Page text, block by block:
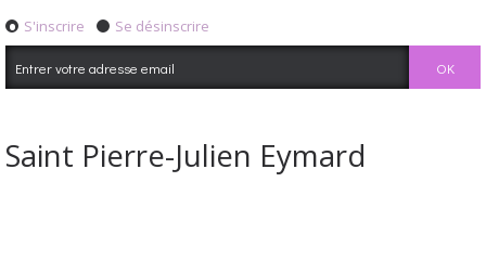
S'inscrire Se désinscrire
Saint Pierre-Julien Eymard